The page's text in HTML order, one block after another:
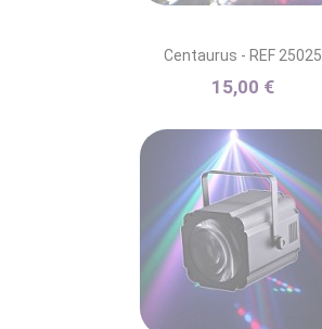
Centaurus - REF 25025
15,00 €